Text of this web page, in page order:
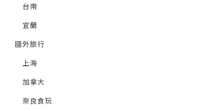
台南
宜蘭
國外旅行
上海
加拿大
奈良食玩